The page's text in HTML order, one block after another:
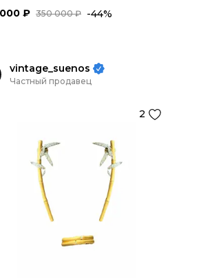
350 000 ₽
₽ -44%
vintage_suenos
Частный продавец
2